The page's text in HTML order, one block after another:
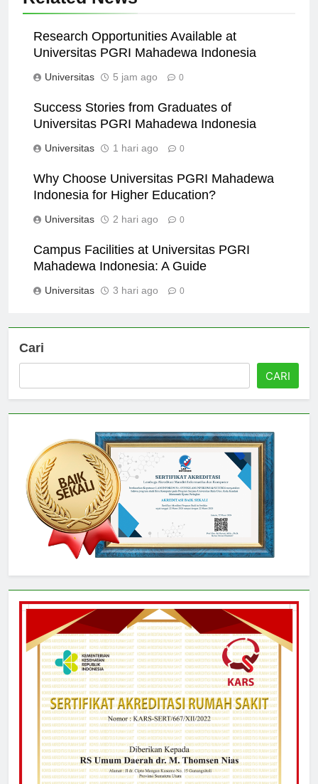
Research Opportunities Available at
Universitas PGRI Mahadewa Indonesia
Universitas 5 jam ago 0
Success Stories from Graduates of
Universitas PGRI Mahadewa Indonesia
Universitas 1 hari ago 0
Why Choose Universitas PGRI Mahadewa
Indonesia for Higher Education?
Universitas 2 hari ago 0
Campus Facilities at Universitas PGRI
Mahadewa Indonesia: A Guide
Universitas 3 hari ago 0
Cari
CARI